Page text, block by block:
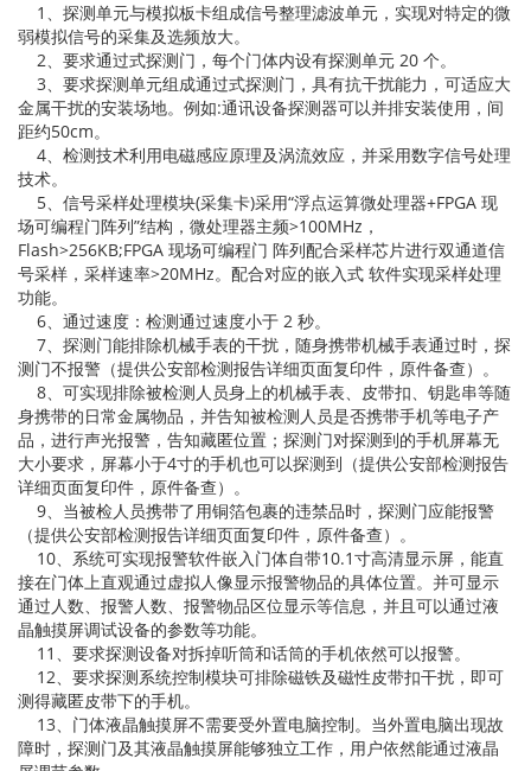
1、探测单元与模拟板卡组成信号整理滤波单元，实现对特定的微
弱模拟信号的采集及选频放大。
2、要求通过式探测门，每个门体内设有探测单元 20 个。
3、要求探测单元组成通过式探测门，具有抗干扰能力，可适应大
金属干扰的安装场地。例如:通讯设备探测器可以并排安装使用，间
距约50cm。
4、检测技术利用电磁感应原理及涡流效应，并采用数字信号处理
技术。
5、信号采样处理模块(采集卡)采用“浮点运算微处理器+FPGA 现
场可编程门阵列”结构，微处理器主频>100MHz，
Flash>256KB;FPGA 现场可编程门 阵列配合采样芯片进行双通道信
号采样，采样速率>20MHz。配合对应的嵌入式 软件实现采样处理
功能。
6、通过速度：检测通过速度小于 2 秒。
7、探测门能排除机械手表的干扰，随身携带机械手表通过时，探
测门不报警（提供公安部检测报告详细页面复印件，原件备查）。
8、可实现排除被检测人员身上的机械手表、皮带扣、钥匙串等随
身携带的日常金属物品，并告知被检测人员是否携带手机等电子产
品，进行声光报警，告知藏匿位置；探测门对探测到的手机屏幕无
大小要求，屏幕小于4寸的手机也可以探测到（提供公安部检测报告
详细页面复印件，原件备查）。
9、当被检人员携带了用铜箔包裹的违禁品时，探测门应能报警
（提供公安部检测报告详细页面复印件，原件备查）。
10、系统可实现报警软件嵌入门体自带10.1寸高清显示屏，能直
接在门体上直观通过虚拟人像显示报警物品的具体位置。并可显示
通过人数、报警人数、报警物品区位显示等信息，并且可以通过液
晶触摸屏调试设备的参数等功能。
11、要求探测设备对拆掉听筒和话筒的手机依然可以报警。
12、要求探测系统控制模块可排除磁铁及磁性皮带扣干扰，即可
测得藏匿皮带下的手机。
13、门体液晶触摸屏不需要受外置电脑控制。当外置电脑出现故
障时，探测门及其液晶触摸屏能够独立工作，用户依然能通过液晶